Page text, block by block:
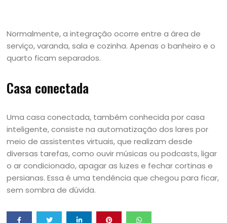
Normalmente, a integração ocorre entre a área de
serviço, varanda, sala e cozinha. Apenas o banheiro e o
quarto ficam separados.
Casa conectada
Uma casa conectada, também conhecida por casa
inteligente, consiste na automatização dos lares por
meio de assistentes virtuais, que realizam desde
diversas tarefas, como ouvir músicas ou podcasts, ligar
o ar condicionado, apagar as luzes e fechar cortinas e
persianas. Essa é uma tendência que chegou para ficar,
sem sombra de dúvida.